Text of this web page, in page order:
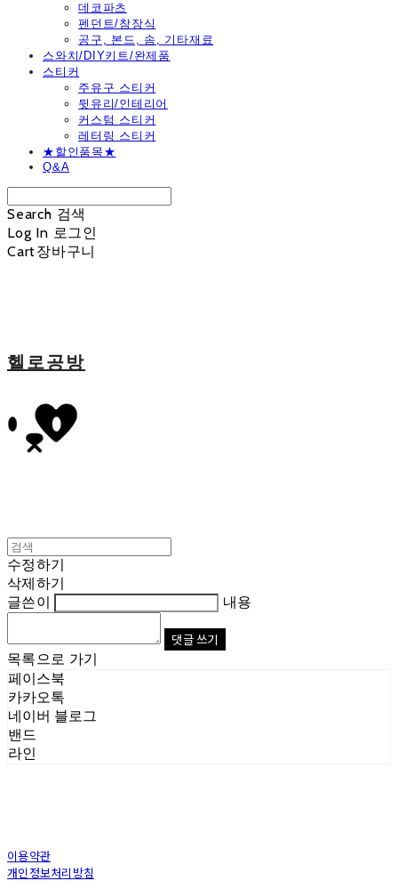
데코파츠
펜던트/참장식
공구, 본드, 솜, 기타재료
스와치/DIY키트/완제품
스티커
주유구 스티커
뒷유리/인테리어
커스텀 스티커
레터링 스티커
★할인품목★
Q&A
Search 검색
Log In 로그인
Cart장바구니
헬로공방
수정하기
삭제하기
글쓴이
내용
댓글 쓰기
목록으로 가기
페이스북
카카오톡
네이버 블로그
밴드
라인
이용약관
개인정보처리방침